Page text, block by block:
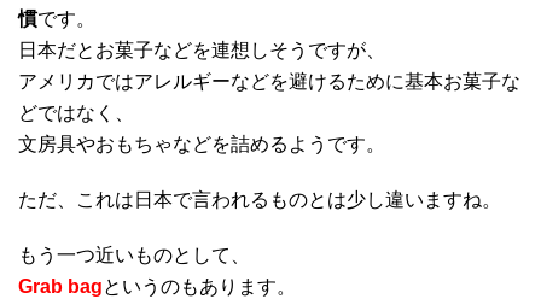
慣です。
日本だとお菓子などを連想しそうですが、
アメリカではアレルギーなどを避けるために基本お菓子な
どではなく、
文房具やおもちゃなどを詰めるようです。
ただ、これは日本で言われるものとは少し違いますね。
もう一つ近いものとして、
Grab bagというのもあります。